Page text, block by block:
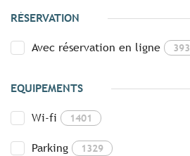
RÉSERVATION
Avec réservation en ligne 393
EQUIPEMENTS
Wi-fi 1401
Parking 1329